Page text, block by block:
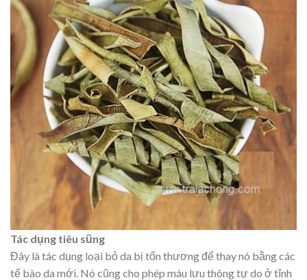
Tác dụng tiêu sũng
Đây là tác dụng loại bỏ da bị tổn thương để thay nó bằng các
tế bào da mới. Nó cũng cho phép máu lưu thông tự do ở tĩnh